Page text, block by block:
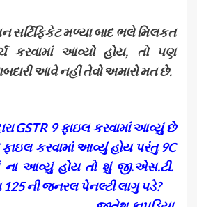
સર્ટિફિકેટ મળ્યા બાદ ભલે મિલકત
કરવામાં આવ્યો હોય, તો પણ
આવે નહીં તેવો અમારો મત છે.
GSTR9 ફાઇલ કરવામાં આવ્યું છે
ફાઇલ કરવામાં આવ્યું હોય પરંતુ 9C
ના આવ્યું હોય તો શું જી.એસ.ટી.
125 ની જનરલ પેનલ્ટી લાગુ પડે?